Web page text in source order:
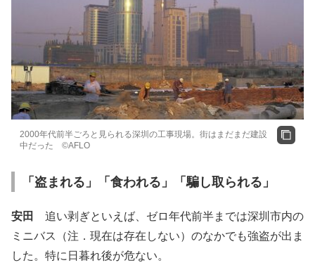
2000年代前半ごろと見られる深圳の工事現場。街はまだまだ建設
中だった ©AFLO
「盗まれる」「食われる」「騙し取られる」
安田
追い剥ぎといえば、ゼロ年代前半までは深圳市内の
ミニバス（注．現在は存在しない）のなかでも強盗が出ま
した。特に日暮れ後が危ない。